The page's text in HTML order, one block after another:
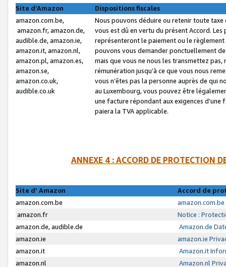
Site d’Amazon
Dispositions fiscales
amazon.com.be,
amazon.fr, amazon.de,
audible.de, amazon.ie,
amazon.it, amazon.nl,
amazon.pl, amazon.es,
amazon.se,
amazon.co.uk,
audible.co.uk
Nous pouvons déduire ou retenir toute
vous est dû en vertu du présent Accord.
représenteront le paiement ou le
pouvons vous demander ponctuellement
mais que vous ne nous les transmettez
rémunération jusqu’à ce que vous nous
vous n’êtes pas la personne auprès de qui
au Luxembourg, vous pouvez être
une facture répondant aux exigences
paiera la TVA applicable.
ANNEXE 4 : ACCORD DE PROTECTION
Site d’ Amazon
Accord de
amazon.com.be
amazon.fr
Notice :
amazon.de, audible.de
Amazon.de
amazon.ie
amazon.ie
amazon.it
Amazon.it
amazon.nl
Amazon.nl